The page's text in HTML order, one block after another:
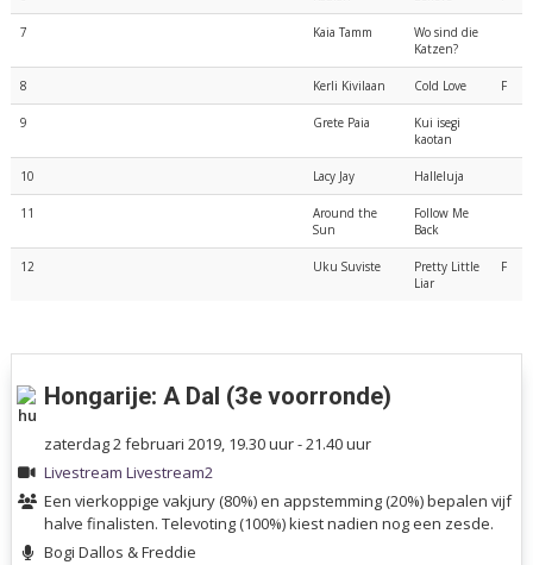
7 Kaia Tamm
Wo sind die
Katzen?
8 Kerli Kivilaan Cold Love F
9 Grete Paia
Kui isegi
kaotan
10 Lacy Jay Halleluja
11
Around the
Sun
Follow Me
Back
12 Uku Suviste
Pretty Little
Liar
F
Hongarije: A Dal (3e voorronde)
zaterdag 2 februari 2019, 19.30 uur - 21.40 uur
Livestream Livestream2
Een vierkoppige vakjury (80%) en appstemming (20%) bepalen vijf
halve finalisten. Televoting (100%) kiest nadien nog een zesde.
Bogi Dallos & Freddie